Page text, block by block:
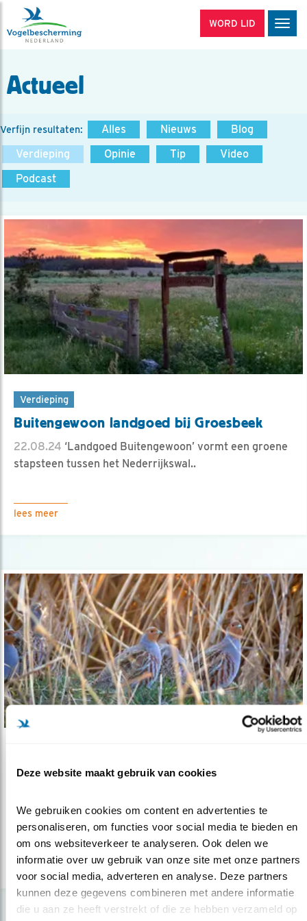
Deze website maakt gebruik van cookies
We gebruiken cookies om content en advertenties te
personaliseren, om functies voor social media te bieden en
om ons websiteverkeer te analyseren. Ook delen we
informatie over uw gebruik van onze site met onze partners
voor social media, adverteren en analyse. Deze partners
kunnen deze gegevens combineren met andere informatie
die u aan ze heeft verstrekt of die ze hebben verzameld op
WORD LID
Actueel
Verfijn resultaten: Alles Nieuws
Blog
Verdieping
Opinie Tip
Video
Podcast
Verdieping
Buitengewoon landgoed bij Groesbeek
22.08.24 ‘Landgoed Buitengewoon’ vormt een groene
stapsteen tussen het Nederrijkswal..
lees meer
Nulmeting patrijzen in Groningen biedt o..
ook in Groningen. Structurele v..
lees meer